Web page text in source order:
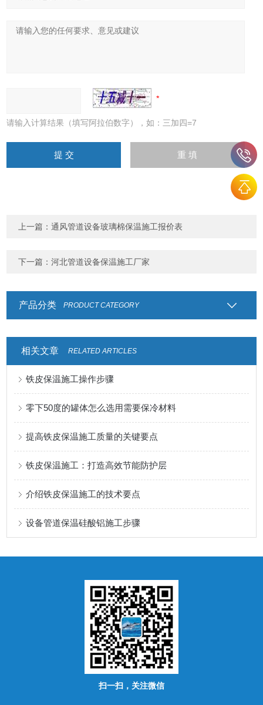
请输入计算结果（填写阿拉伯数字），如：三加四=7
上一篇：通风管道设备玻璃棉保温施工报价表
下一篇：河北管道设备保温施工厂家
产品分类 PRODUCT CATEGORY
相关文章 RELATED ARTICLES
铁皮保温施工操作步骤
零下50度的罐体怎么选用需要保冷材料
提高铁皮保温施工质量的关键要点
铁皮保温施工：打造高效节能防护层
介绍铁皮保温施工的技术要点
设备管道保温硅酸铝施工步骤
扫一扫，关注微信